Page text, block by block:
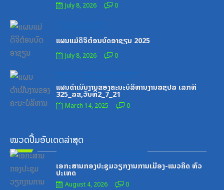
July 8, 2026 0
ແຜນແມ່ດິຈິຕ໋ອນບົດອາຊຽນ 2025
July 8, 2026 0
ແຜນດຳເນີນງານຂອງຄະນະບໍລິຫານງານສຊປລ ເລກທີ
325_ລຂ,ວັນທີ2_7_21
on
March 14, 2025 0
ໝວດປື້ມອັບເດດລ່າສຸດ
ເອກະສານກອງປະຊຸມວຽກງານການເມືອງ-ແນວຄິດ ທົ່ວ
ປະເທດ
on
August 4, 2026 0